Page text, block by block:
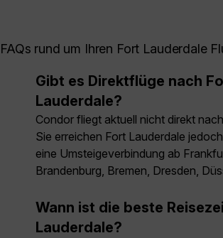
FAQs rund um Ihren Fort Lauderdale
Gibt es Direktflüge nach
Lauderdale?
Condor fliegt aktuell nicht direkt
Sie erreichen Fort Lauderdale
eine Umsteigeverbindung ab
Brandenburg, Bremen, Dresden,
Wann ist die beste
Lauderdale?